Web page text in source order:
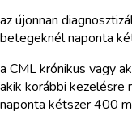
az újonnan
betegeknél naponta
a CML krónikus vagy
akik korábbi kezelésre
naponta kétszer 400